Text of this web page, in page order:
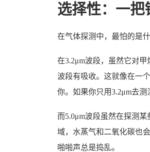
选择性：一把
在气体探测中，最怕的是
在3.2μm波段，虽然它对
波段有吸收。这就像在一
你。如果你只用3.2μm去测
而5.0μm波段虽然在探测
域，水蒸气和二氧化碳也
啪啪声总是捣乱。